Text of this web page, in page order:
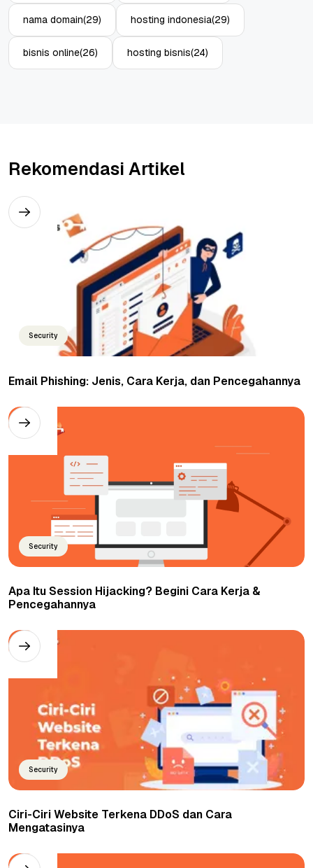
nama domain(29) hosting indonesia(29)
bisnis online(26) hosting bisnis(24)
Rekomendasi Artikel
Security
Email Phishing: Jenis, Cara Kerja, dan Pencegahannya
Security
Apa Itu Session Hijacking? Begini Cara Kerja &
Pencegahannya
Security
Ciri-Ciri Website Terkena DDoS dan Cara
Mengatasinya